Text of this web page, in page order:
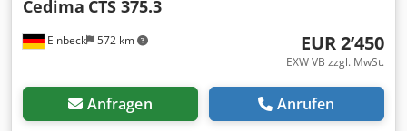
Einbeck 572 km
Cedima CTS 375.3
EUR 2’450
EXW VB zzgl. MwSt.
Anfragen Anrufen